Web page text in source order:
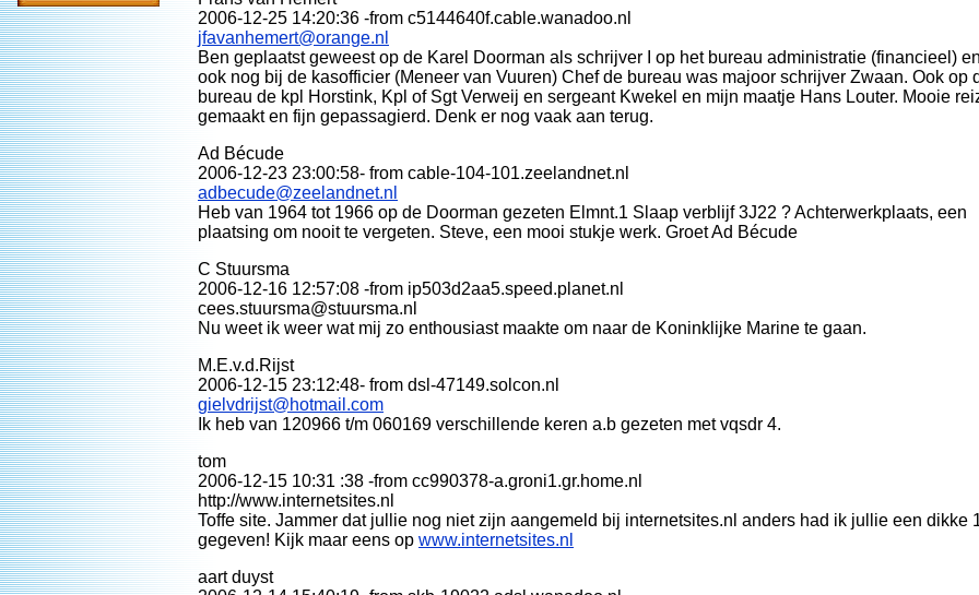
2006-12-25 14:20:36 -from c5144640f.cable.wanadoo.nl
jfavanhemert@orange.nl
Ben geplaatst geweest op de Karel Doorman als schrijver I op het bureau administratie (financieel) en
ook nog bij de kasofficier (Meneer van Vuuren) Chef de bureau was majoor schrijver Zwaan. Ook op
bureau de kpl Horstink, Kpl of Sgt Verweij en sergeant Kwekel en mijn maatje Hans Louter. Mooie
gemaakt en fijn gepassagierd. Denk er nog vaak aan terug.
Ad Bécude
2006-12-23 23:00:58- from cable-104-101.zeelandnet.nl
adbecude@zeelandnet.nl
Heb van 1964 tot 1966 op de Doorman gezeten Elmnt.1 Slaap verblijf 3J22 ? Achterwerkplaats, een
plaatsing om nooit te vergeten. Steve, een mooi stukje werk. Groet Ad Bécude
C Stuursma
2006-12-16 12:57:08 -from ip503d2aa5.speed.planet.nl
cees.stuursma@stuursma.nl
Nu weet ik weer wat mij zo enthousiast maakte om naar de Koninklijke Marine te gaan.
M.E.v.d.Rijst
2006-12-15 23:12:48- from dsl-47149.solcon.nl
gielvdrijst@hotmail.com
Ik heb van 120966 t/m 060169 verschillende keren a.b gezeten met vqsdr 4.
tom
2006-12-15 10:31 :38 -from cc990378-a.groni1.gr.home.nl
http://www.internetsites.nl
Toffe site. Jammer dat jullie nog niet zijn aangemeld bij internetsites.nl anders had ik jullie een dikke
gegeven! Kijk maar eens op www.internetsites.nl
aart duyst